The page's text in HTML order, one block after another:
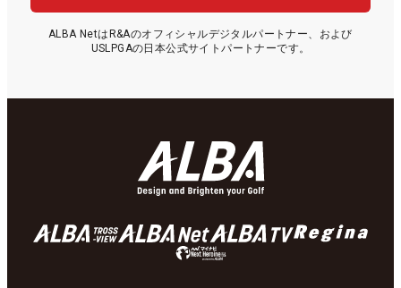
ALBA NetはR&Aのオフィシャルデジタルパートナー、および
USLPGAの日本公式サイトパートナーです。